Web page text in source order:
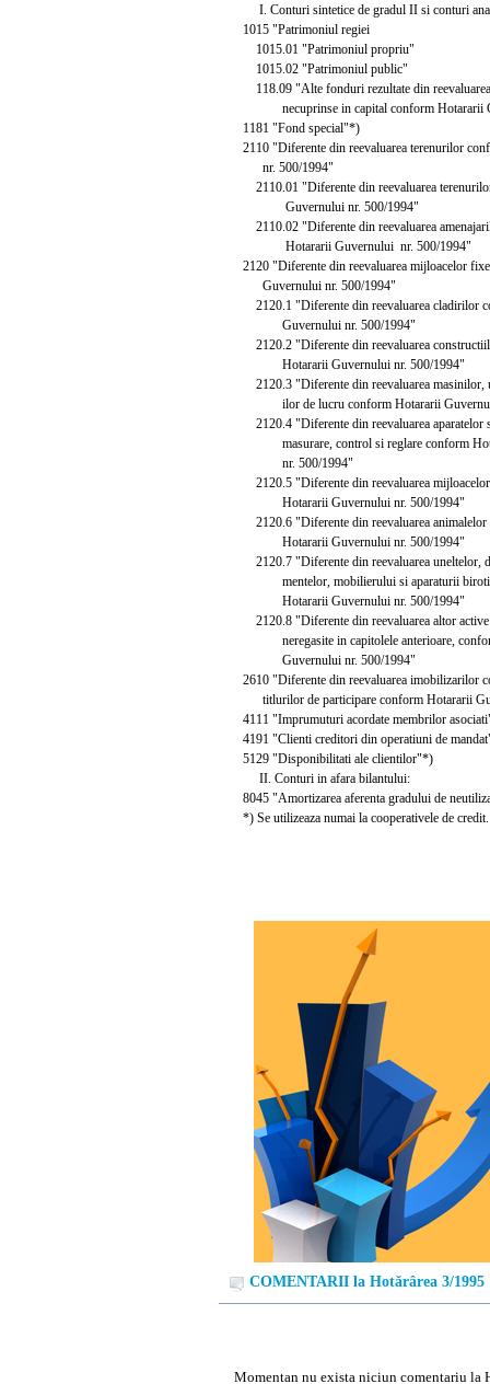
I. Conturi sintetice de gradul II si conturi
1015 "Patrimoniul regiei
1015.01 "Patrimoniul propriu"
1015.02 "Patrimoniul public"
118.09 "Alte fonduri rezultate din
necuprinse in capital conform Hotararii
1181 "Fond special"*)
2110 "Diferente din reevaluarea terenurilor
nr. 500/1994"
2110.01 "Diferente din reevaluarea
Guvernului nr. 500/1994"
2110.02 "Diferente din reevaluarea
Hotararii Guvernului nr. 500/1994"
2120 "Diferente din reevaluarea mijloacelor
Guvernului nr. 500/1994"
2120.1 "Diferente din reevaluarea cladirilor
Guvernului nr. 500/1994"
2120.2 "Diferente din reevaluarea
Hotararii Guvernului nr. 500/1994"
2120.3 "Diferente din reevaluarea masinilor,
ilor de lucru conform Hotararii
2120.4 "Diferente din reevaluarea aparatelor
masurare, control si reglare conform
nr. 500/1994"
2120.5 "Diferente din reevaluarea mijloacelor
Hotararii Guvernului nr. 500/1994"
2120.6 "Diferente din reevaluarea animalelor
Hotararii Guvernului nr. 500/1994"
2120.7 "Diferente din reevaluarea uneltelor,
mentelor, mobilierului si aparaturii
Hotararii Guvernului nr. 500/1994"
2120.8 "Diferente din reevaluarea altor active
neregasite in capitolele anterioare,
Guvernului nr. 500/1994"
2610 "Diferente din reevaluarea imobilizarilor
titlurilor de participare conform Hotararii
4111 "Imprumuturi acordate membrilor
4191 "Clienti creditori din operatiuni de
5129 "Disponibilitati ale clientilor"*)
II. Conturi in afara bilantului:
8045 "Amortizarea aferenta gradului de
*) Se utilizeaza numai la cooperativele de credit.
COMENTARII la Hotărârea 3/1995
Momentan nu exista niciun comentariu la